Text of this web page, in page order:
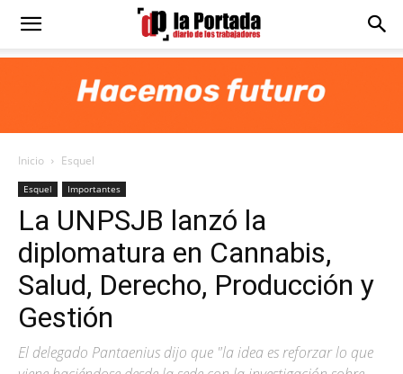
Diario
Portada
Inicio Esquel
Esquel Importantes
La UNPSJB lanzó la
diplomatura en Cannabis,
Salud, Derecho, Producción y
Gestión
El delegado Pantaenius dijo que "la idea es reforzar lo que